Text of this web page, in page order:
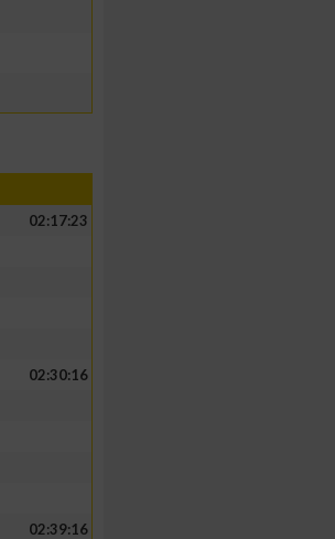
02:17:23
02:30:16
02:39:16